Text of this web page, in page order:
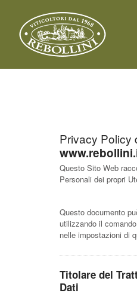
contenuto
Privacy Policy
Questo Sito Web
Personali dei propri
Questo documento
utilizzando il
nelle impostazioni di
Titolare del
Dati